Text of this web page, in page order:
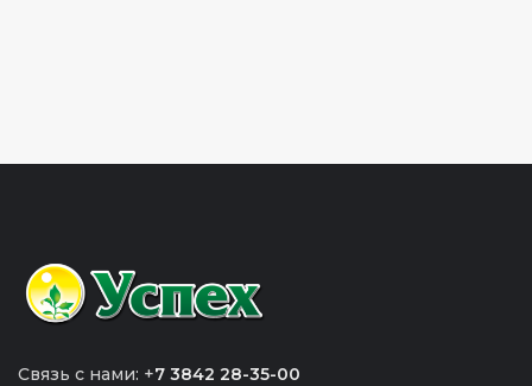
Связь с нами: +7 3842 28-35-00